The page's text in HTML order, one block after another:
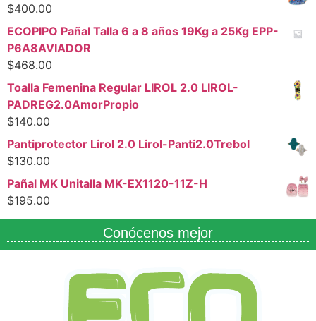
$400.00
ECOPIPO Pañal Talla 6 a 8 años 19Kg a 25Kg EPP-
P6A8AVIADOR
$468.00
Toalla Femenina Regular LIROL 2.0 LIROL-
PADREG2.0AmorPropio
$140.00
Pantiprotector Lirol 2.0 Lirol-Panti2.0Trebol
$130.00
Pañal MK Unitalla MK-EX1120-11Z-H
$195.00
Conócenos mejor